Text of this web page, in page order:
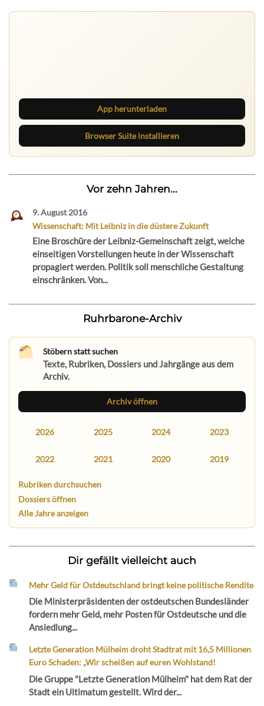
App herunterladen
Browser Suite installieren
Vor zehn Jahren...
9. August 2016
Wissenschaft: Mit Leibniz in die düstere Zukunft
Eine Broschüre der Leibniz-Gemeinschaft zeigt, welche
einseitigen Vorstellungen heute in der Wissenschaft
propagiert werden. Politik soll menschliche Gestaltung
einschränken. Von...
Ruhrbarone-Archiv
Stöbern statt suchen
Texte, Rubriken, Dossiers und Jahrgänge aus dem
Archiv.
Archiv öffnen
2026 2025 2024 2023
2022 2021 2020 2019
Rubriken durchsuchen
Dossiers öffnen
Alle Jahre anzeigen
Dir gefällt vielleicht auch
Mehr Geld für Ostdeutschland bringt keine politische Rendite
Die Ministerpräsidenten der ostdeutschen Bundesländer
fordern mehr Geld, mehr Posten für Ostdeutsche und die
Ansiedlung...
Letzte Generation Mülheim droht Stadtrat mit 16,5 Millionen
Euro Schaden: „Wir scheißen auf euren Wohlstand!
Die Gruppe "Letzte Generation Mülheim" hat dem Rat der
Stadt ein Ultimatum gestellt. Wird der...